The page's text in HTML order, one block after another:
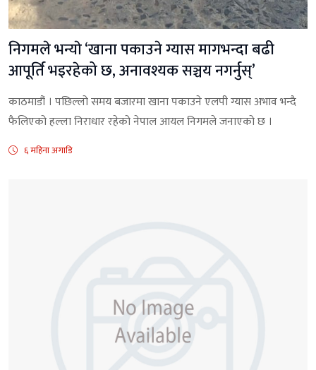
निगमले भन्याे ‘खाना पकाउने ग्यास मागभन्दा बढी
आपूर्ति भइरहेको छ, अनावश्यक सञ्चय नगर्नुस्’
काठमाडौं । पछिल्लो समय बजारमा खाना पकाउने एलपी ग्यास अभाव भन्दै
फैलिएको हल्ला निराधार रहेको नेपाल आयल निगमले जनाएको छ ।
६ महिना अगाडि